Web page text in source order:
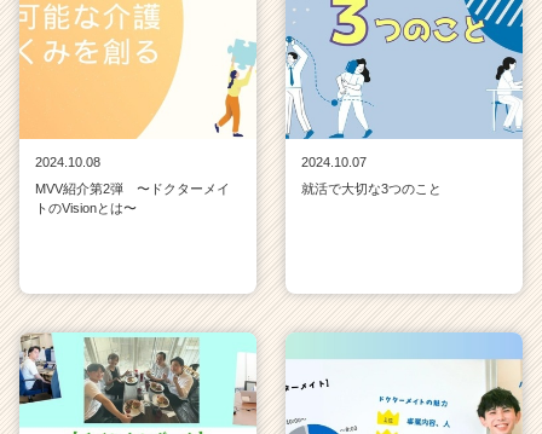
2024.10.08
MVV紹介第2弾 〜ドクターメイ
トのVisionとは〜
2024.10.07
就活で大切な3つのこと